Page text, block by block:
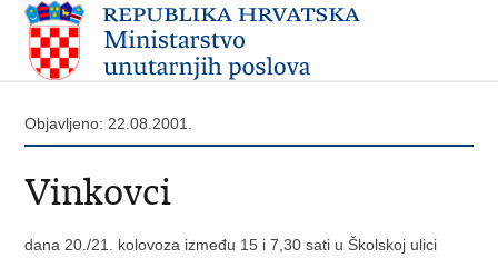
Objavljeno: 22.08.2001.
Vinkovci
dana 20./21. kolovoza između 15 i 7,30 sati u Školskoj ulici